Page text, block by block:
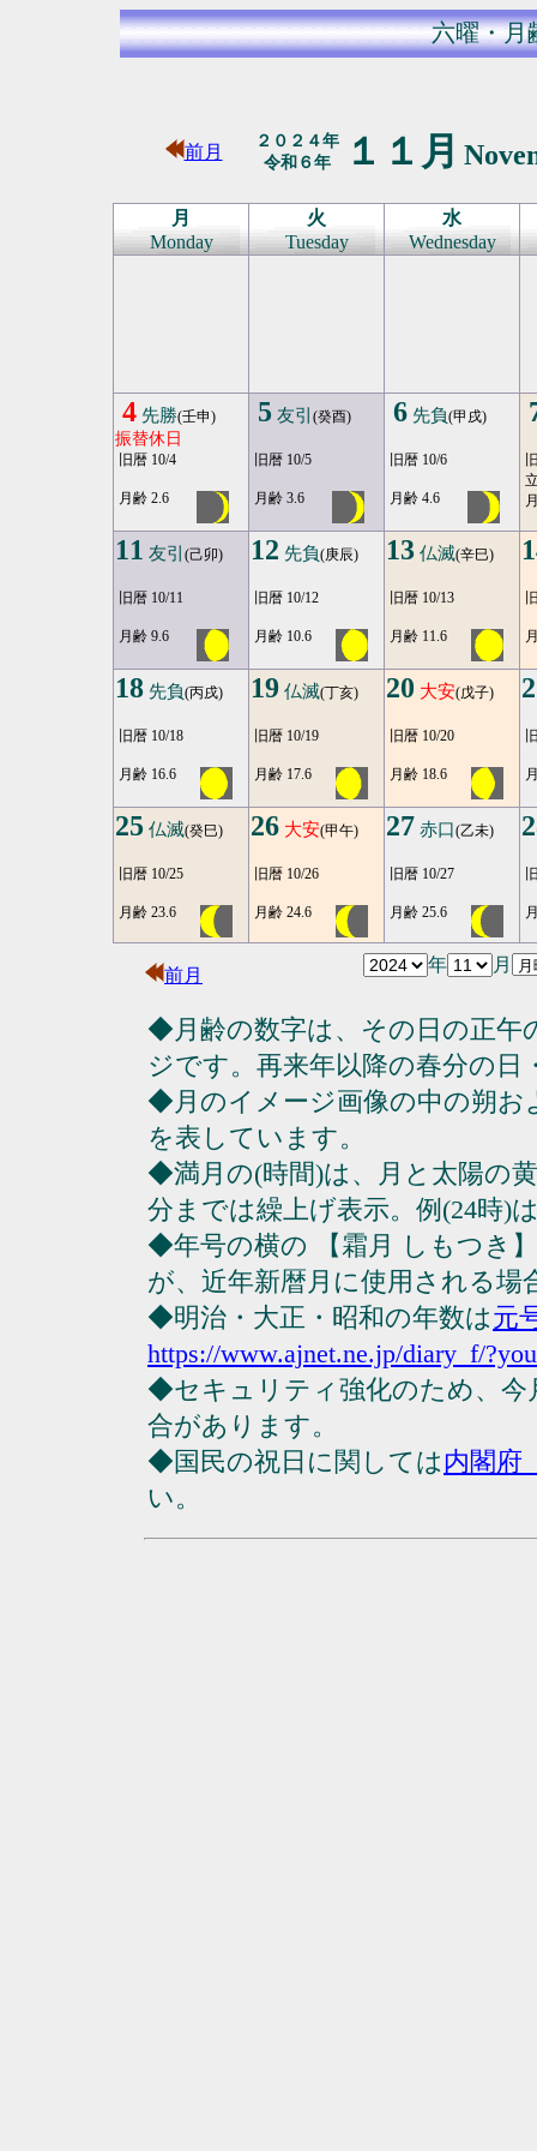
六曜・月
前月
２０２４年
令和６年
１１月
月
Monday
火
Tuesday
水
Wednesday
4 先勝(壬申)
振替休日
旧暦 10/4
月齢 2.6
5 友引 (癸酉)
旧暦 10/5
月齢 3.6
6 先負(甲戌)
旧暦 10/6
月齢 4.6
11 友引 (己卯)
旧暦 10/11
月齢 9.6
12 先負(庚辰)
旧暦 10/12
月齢 10.6
13 仏滅(辛巳)
旧暦 10/13
月齢 11.6
18 先負(丙戌)
旧暦 10/18
月齢 16.6
19 仏滅(丁亥)
旧暦 10/19
月齢 17.6
20 大安(戊子)
旧暦 10/20
月齢 18.6
25 仏滅(癸巳)
旧暦 10/25
月齢 23.6
26 大安(甲午)
旧暦 10/26
月齢 24.6
27 赤口(乙未)
旧暦 10/27
月齢 25.6
前月
年 月
◆月齢の数字は、その日の正午
ジです。再来年以降の春分の日
◆月のイメージ画像の中の朔
を表しています。
◆満月の(時間)は、月と太陽の
分までは繰上げ表示。例(24時)
◆年号の横の 【霜月 しもつき
が、近年新暦月に使用される場
◆明治・大正・昭和の年数は元
https://www.ajnet.ne.jp/diary_f/
◆セキュリティ強化のため、今
合があります。
◆国民の祝日に関しては内閣府
い。